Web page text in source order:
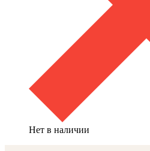
Нет в наличии